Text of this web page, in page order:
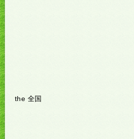
the 全国